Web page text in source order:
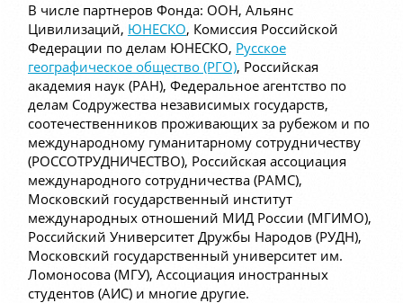
В числе партнеров Фонда: ООН, Альянс
Цивилизаций, ЮНЕСКО, Комиссия Российской
Федерации по делам ЮНЕСКО, Русское
географическое общество (РГО), Российская
академия наук (РАН), Федеральное агентство по
делам Содружества независимых государств,
соотечественников проживающих за рубежом и по
международному гуманитарному сотрудничеству
(РОССОТРУДНИЧЕСТВО), Российская ассоциация
международного сотрудничества (РАМС),
Московский государственный институт
международных отношений МИД России (МГИМО),
Российский Университет Дружбы Народов (РУДН),
Московский государственный университет им.
Ломоносова (МГУ), Ассоциация иностранных
студентов (АИС) и многие другие.